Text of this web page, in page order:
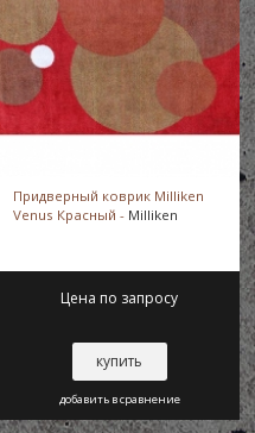
Придверный коврик Milliken
Venus Красный - Milliken
Цена по запросу
купить
добавить в сравнение